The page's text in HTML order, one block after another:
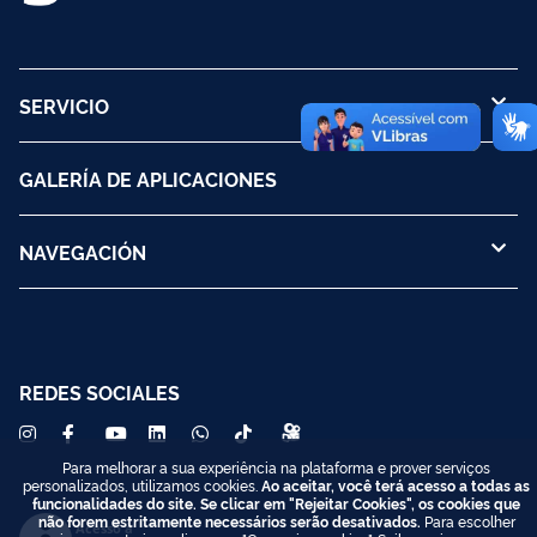
SERVICIO
GALERÍA DE APLICACIONES
NAVEGACIÓN
REDES SOCIALES
Acesso à
Para melhorar a sua experiência na plataforma e prover serviços
personalizados, utilizamos cookies. Ao aceitar, você terá acesso a todas as
funcionalidades do site. Se clicar em "Rejeitar Cookies", os cookies que
não forem estritamente necessários serão desativados. Para escolher